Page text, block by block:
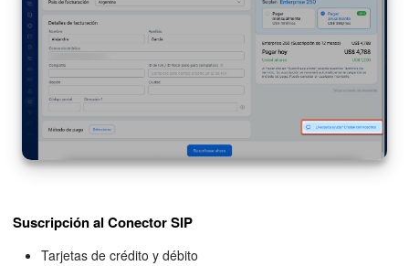
Webmail
Grupos de trabajo
Tareas y proyectos
CoPilot - IA en Bitrix24
Suscripción al Conector SIP
Tarjetas de crédito y débito